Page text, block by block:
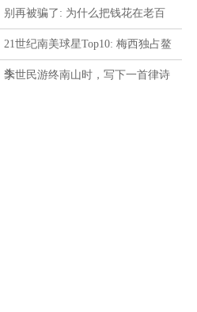
别再被骗了: 为什么把钱花在老百
21世纪南美球星Top10: 梅西独占鳌
头
李世民游终南山时，写下一首律诗